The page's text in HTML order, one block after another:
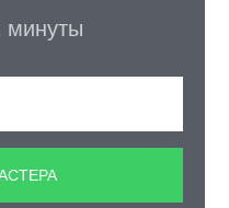
минуты